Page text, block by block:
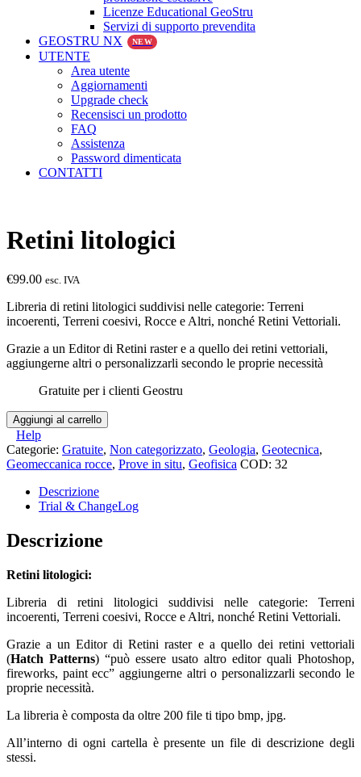
Licenze Educational GeoStru
Servizi di supporto prevendita
GEOSTRU NX
NEW
UTENTE
Area utente
Aggiornamenti
Upgrade check
Recensisci un prodotto
FAQ
Assistenza
Password dimenticata
CONTATTI
Retini litologici
€99.00 esc. IVA
Libreria di retini litologici suddivisi nelle categorie: Terreni
incoerenti, Terreni coesivi, Rocce e Altri, nonché Retini Vettoriali.
Grazie a un Editor di Retini raster e a quello dei retini vettoriali,
aggiungerne altri o personalizzarli secondo le proprie necessità
Gratuite per i clienti Geostru
Retini
litologici
quantità
Aggiungi al carrello
Help
Categorie: Gratuite, Non categorizzato, Geologia, Geotecnica,
Geomeccanica rocce, Prove in situ, Geofisica COD: 32
Descrizione
Trial & ChangeLog
Descrizione
Retini litologici:
Libreria di retini litologici suddivisi nelle categorie: Terreni
incoerenti, Terreni coesivi, Rocce e Altri, nonché Retini Vettoriali.
Grazie a un Editor di Retini raster e a quello dei retini vettoriali
(Hatch Patterns) “può essere usato altro editor quali Photoshop,
fireworks, paint ecc” aggiungerne altri o personalizzarli secondo le
proprie necessità.
La libreria è composta da oltre 200 file ti tipo bmp, jpg.
All’interno di ogni cartella è presente un file di descrizione degli
stessi.